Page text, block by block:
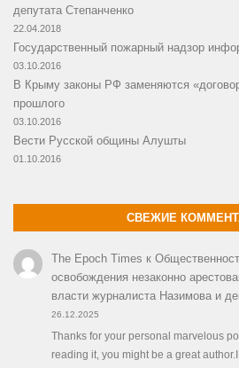
депутата Степанченко
22.04.2018
Государственный пожарный надзор
03.10.2016
В Крыму законы РФ заменяются
прошлого
03.10.2016
Вести Русской общины Алушты
01.10.2016
СВЕЖИЕ
The Epoch Times к
освобождения незаконно
власти журналиста Назимова и
26.12.2025
Thanks for your personal marvelous
reading it, you might be a great